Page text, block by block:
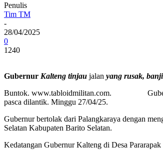
Penulis
Tim TM
-
28/04/2025
0
1240
Gubernur Kalteng tinjau jalan yang rusak,
Buntok. www.tabloidmilitan.com. Gubernur
pasca dilantik. Minggu 27/04/25.
Gubernur bertolak dari Palangkaraya dengan
Selatan Kabupaten Barito Selatan.
Kedatangan Gubernur Kalteng di Desa